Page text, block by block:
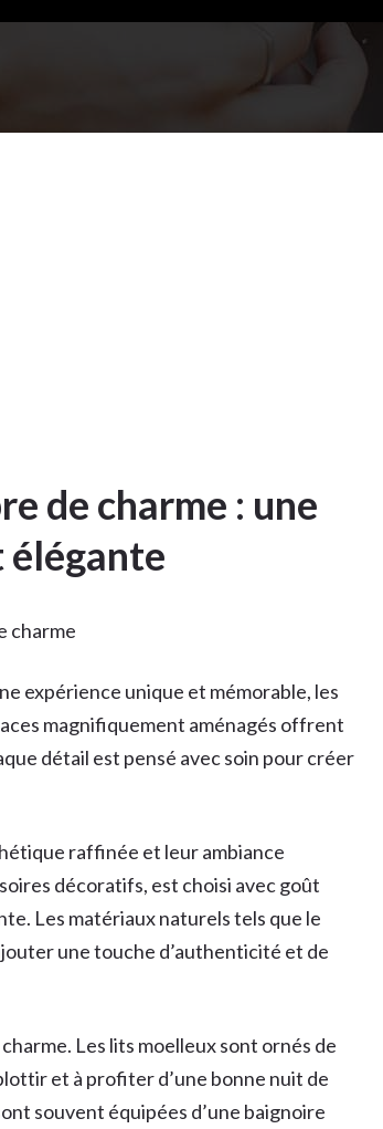
de charme : une
élégante
charme
expérience unique et mémorable, les
magnifiquement aménagés offrent
détail est pensé avec soin pour créer
raffinée et leur ambiance
décoratifs, est choisi avec goût
Les matériaux naturels tels que le
une touche d’authenticité et de
Les lits moelleux sont ornés de
et à profiter d’une bonne nuit de
souvent équipées d’une baignoire